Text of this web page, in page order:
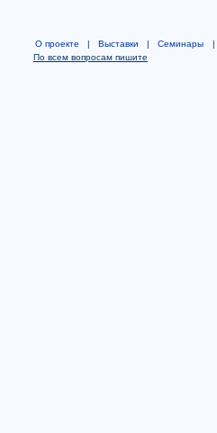
О проекте | Выставки | Семинары |
По всем вопросам пишите